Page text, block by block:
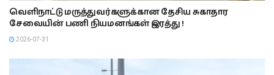
வெளிநாட்டு மருத்துவர்களுக்கான தேசிய சுகாதார
சேவையின் பணி நியமனங்கள் இரத்து !
2026-07-31